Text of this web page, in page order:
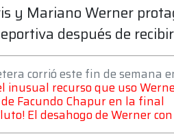
y Mariano Werner
después de
corrió este fin de semana
inusual recurso que uso
Facundo Chapur en la final
El desahogo de Werner